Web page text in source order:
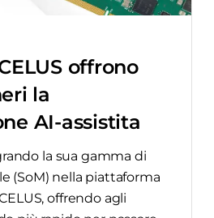
offrono
la
AI-assistita
la sua gamma di
(SoM) nella piattaforma
offrendo agli